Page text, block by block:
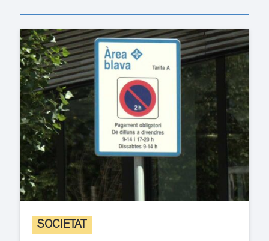
SOCIETAT